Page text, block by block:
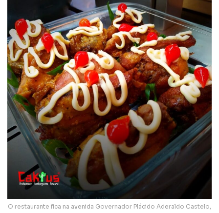
O restaurante fica na avenida Governador Plácido Aderaldo Castelo,